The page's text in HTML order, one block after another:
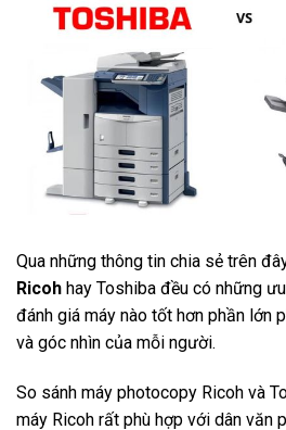
Qua những thông tin chia sẻ trên
Ricoh hay Toshiba đều có những
đánh giá máy nào tốt hơn phần lớn
và góc nhìn của mỗi người.
So sánh máy photocopy Ricoh và
máy Ricoh rất phù hợp với dân văn